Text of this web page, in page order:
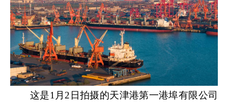
这是1月2日拍摄的天津港第一港埠有限公司